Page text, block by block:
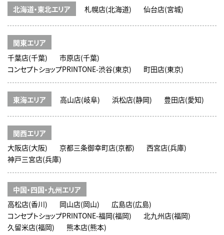
北海道・東北エリア 札幌店(北海道) 仙台店(宮城)
関東エリア
千葉店(千葉)
市原店(千葉)
コンセプトショップPRINTONE-渋谷(東京)
町田店(東京)
東海エリア 高山店(岐阜) 浜松店(静岡) 豊田店(愛知)
関西エリア
大阪店(大阪)
京都三条御幸町店(京都)
西宮店(兵庫)
神戸三宮店(兵庫)
中国・四国・九州エリア
高松店(香川)
岡山店(岡山)
広島店(広島)
コンセプトショップPRINTONE-福岡(福岡)
北九州店(福岡)
久留米店(福岡)
熊本店(熊本)